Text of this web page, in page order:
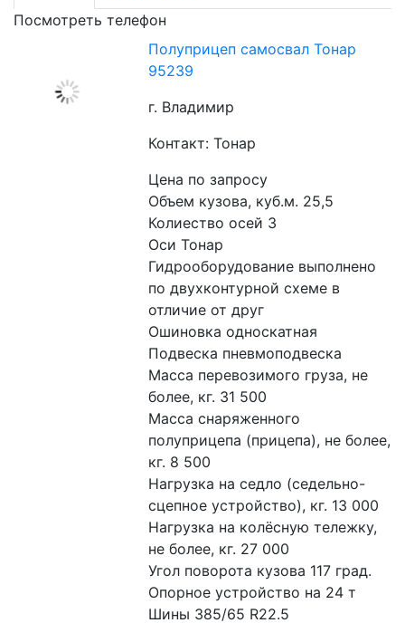
Посмотреть телефон
Полуприцеп самосвал Тонар
95239
г. Владимир
Контакт: Тонар
Цена по запросу
Объем кузова, куб.м. 25,5
Колиество осей 3
Оси Тонар
Гидрооборудование выполнено
по двухконтурной схеме в
отличие от друг
Ошиновка односкатная
Подвеска пневмоподвеска
Масса перевозимого груза, не
более, кг. 31 500
Масса снаряженного
полуприцепа (прицепа), не более,
кг. 8 500
Нагрузка на седло (седельно-
сцепное устройство), кг. 13 000
Нагрузка на колёсную тележку,
не более, кг. 27 000
Угол поворота кузова 117 град.
Опорное устройство на 24 т
Шины 385/65 R22.5